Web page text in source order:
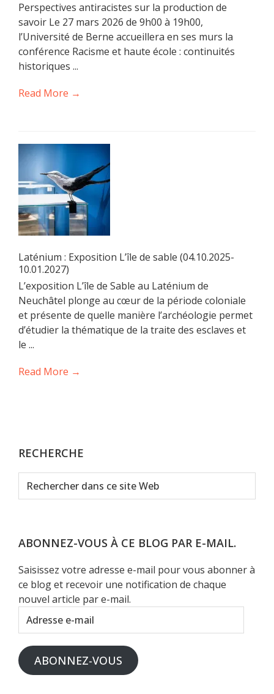
Perspectives antiracistes sur la production de
savoir Le 27 mars 2026 de 9h00 à 19h00,
l’Université de Berne accueillera en ses murs la
conférence Racisme et haute école : continuités
historiques ...
Read More →
Laténium : Exposition L’île de sable (04.10.2025-
10.01.2027)
L’exposition L’île de Sable au Laténium de
Neuchâtel plonge au cœur de la période coloniale
et présente de quelle manière l’archéologie permet
d’étudier la thématique de la traite des esclaves et
le ...
Read More →
RECHERCHE
Rechercher
dans
Web
ABONNEZ-VOUS À CE BLOG PAR E-MAIL.
Saisissez votre adresse e-mail pour vous abonner à
ce blog et recevoir une notification de chaque
nouvel article par e-mail.
Adresse
e-
mail
ABONNEZ-VOUS